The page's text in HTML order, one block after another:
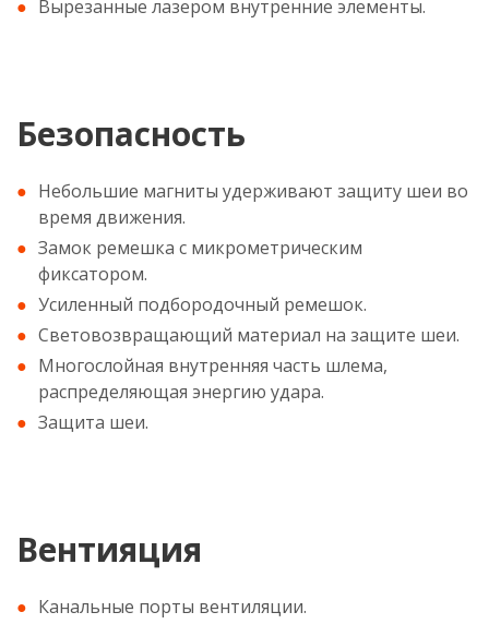
Вырезанные лазером внутренние элементы.
Безопасность
Небольшие магниты удерживают защиту шеи во
время движения.
Замок ремешка с микрометрическим
фиксатором.
Усиленный подбородочный ремешок.
Световозвращающий материал на защите шеи.
Многослойная внутренняя часть шлема,
распределяющая энергию удара.
Защита шеи.
Вентияция
Канальные порты вентиляции.